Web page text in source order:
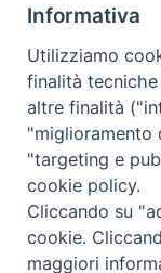
Informativa
Utilizziamo
finalità
altre finalità
"miglioramento
"targeting e
cookie policy.
Cliccando su
cookie.
maggiori